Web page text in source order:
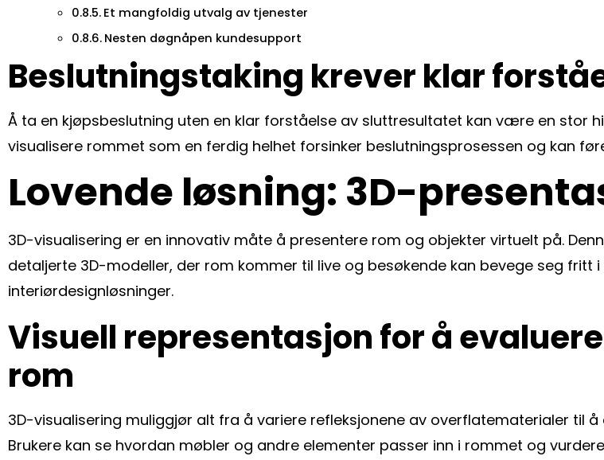
Et mangfoldig utvalg av tjenester
Nesten døgnåpen kundesupport
Beslutningstaking krever klar
Å ta en kjøpsbeslutning uten en klar forståelse av sluttresultatet kan være en stor
visualisere rommet som en ferdig helhet forsinker beslutningsprosessen og kan
Lovende løsning: 3D-
3D-visualisering er en innovativ måte å presentere rom og objekter virtuelt på.
detaljerte 3D-modeller, der rom kommer til live og besøkende kan bevege seg
interiørdesignløsninger.
Visuell representasjon for å
rom
3D-visualisering muliggjør alt fra å variere refleksjonene av overflatematerialer til
Brukere kan se hvordan møbler og andre elementer passer inn i rommet og